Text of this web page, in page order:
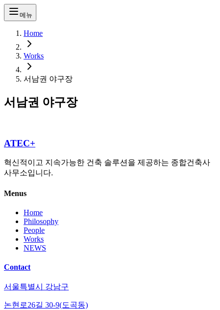
메뉴
Home
Works
서남권 야구장
서남권 야구장
ATEC+
혁신적이고 지속가능한 건축 솔루션을 제공하는 종합건축사
사무소입니다.
Menus
Home
Philosophy
People
Works
NEWS
Contact
서울특별시 강남구
논현로26길 30-9(도곡동)